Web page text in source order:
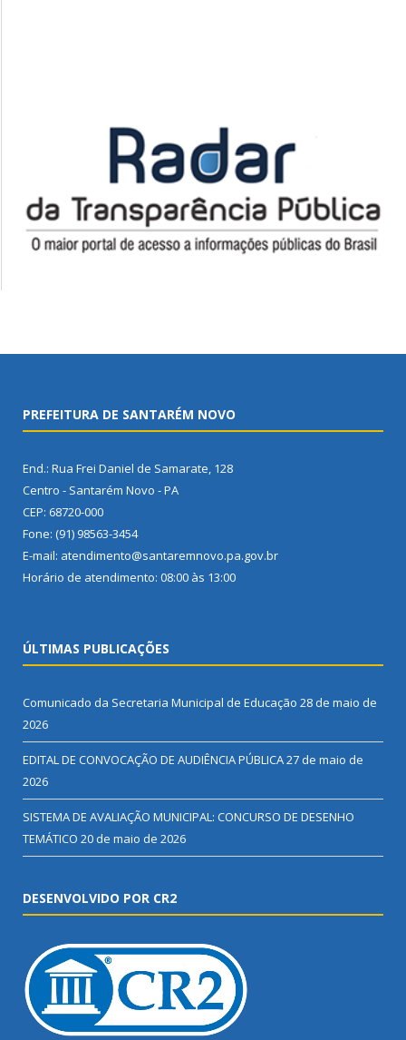
PREFEITURA DE SANTARÉM NOVO
End.: Rua Frei Daniel de Samarate, 128
Centro - Santarém Novo - PA
CEP: 68720-000
Fone: (91) 98563-3454
E-mail: atendimento@santaremnovo.pa.gov.br
Horário de atendimento: 08:00 às 13:00
ÚLTIMAS PUBLICAÇÕES
Comunicado da Secretaria Municipal de Educação 28 de maio de
2026
EDITAL DE CONVOCAÇÃO DE AUDIÊNCIA PÚBLICA27 de maio de
2026
SISTEMA DE AVALIAÇÃO MUNICIPAL: CONCURSO DE DESENHO
TEMÁTICO 20 de maio de 2026
DESENVOLVIDO POR CR2